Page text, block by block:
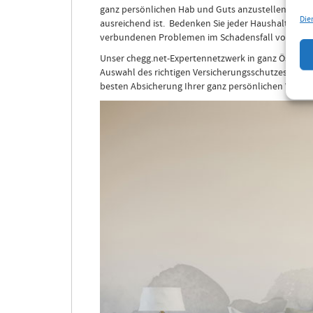
ganz persönlichen Hab und Guts anzustellen, vor
ausreichend ist. Bedenken Sie jeder Haushalt ist
verbundenen Problemen im Schadensfall vor.
Unser chegg.net-Expertennetzwerk in ganz
Auswahl des richtigen Versicherungsschutzes für
besten Absicherung Ihrer ganz persönlichen